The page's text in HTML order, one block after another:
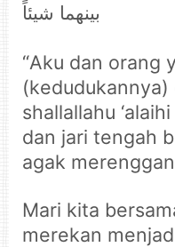
“Aku dan orang
(kedudukannya)
shallallahu
dan jari tengah
agak
Mari kita
merekan